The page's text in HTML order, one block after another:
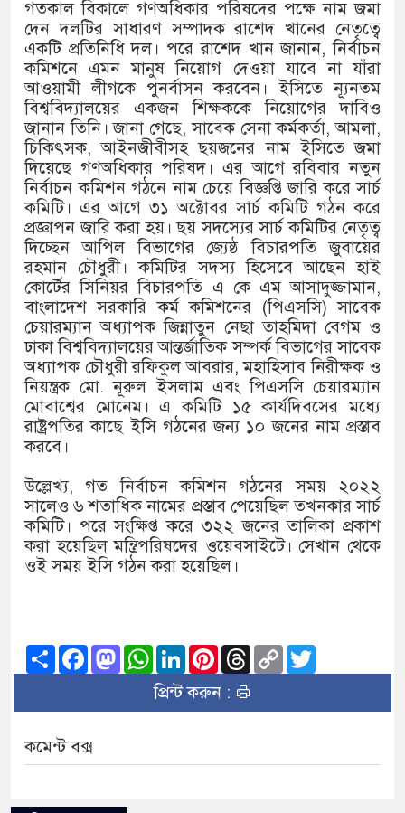
গতকাল বিকালে গণঅধিকার পরিষদের পক্ষে নাম জমা
দেন দলটির সাধারণ সম্পাদক রাশেদ খানের নেতৃত্বে
একটি প্রতিনিধি দল। পরে রাশেদ খান জানান, নির্বাচন
কমিশনে এমন মানুষ নিয়োগ দেওয়া যাবে না যাঁরা
আওয়ামী লীগকে পুনর্বাসন করবেন। ইসিতে ন্যূনতম
বিশ্ববিদ্যালয়ের একজন শিক্ষককে নিয়োগের দাবিও
জানান তিনি। জানা গেছে, সাবেক সেনা কর্মকর্তা, আমলা,
চিকিৎসক, আইনজীবীসহ ছয়জনের নাম ইসিতে জমা
দিয়েছে গণঅধিকার পরিষদ। এর আগে রবিবার নতুন
নির্বাচন কমিশন গঠনে নাম চেয়ে বিজ্ঞপ্তি জারি করে সার্চ
কমিটি। এর আগে ৩১ অক্টোবর সার্চ কমিটি গঠন করে
প্রজ্ঞাপন জারি করা হয়। ছয় সদস্যের সার্চ কমিটির নেতৃত্ব
দিচ্ছেন আপিল বিভাগের জ্যেষ্ঠ বিচারপতি জুবায়ের
রহমান চৌধুরী। কমিটির সদস্য হিসেবে আছেন হাই
কোর্টের সিনিয়র বিচারপতি এ কে এম আসাদুজ্জামান,
বাংলাদেশ সরকারি কর্ম কমিশনের (পিএসসি) সাবেক
চেয়ারম্যান অধ্যাপক জিন্নাতুন নেছা তাহমিদা বেগম ও
ঢাকা বিশ্ববিদ্যালয়ের আন্তর্জাতিক সম্পর্ক বিভাগের সাবেক
অধ্যাপক চৌধুরী রফিকুল আবরার, মহাহিসাব নিরীক্ষক ও
নিয়ন্ত্রক মো. নূরুল ইসলাম এবং পিএসসি চেয়ারম্যান
মোবাশ্বের মোনেম। এ কমিটি ১৫ কার্যদিবসের মধ্যে
রাষ্ট্রপতির কাছে ইসি গঠনের জন্য ১০ জনের নাম প্রস্তাব
করবে।
উল্লেখ্য, গত নির্বাচন কমিশন গঠনের সময় ২০২২
সালেও ৬ শতাধিক নামের প্রস্তাব পেয়েছিল তখনকার সার্চ
কমিটি। পরে সংক্ষিপ্ত করে ৩২২ জনের তালিকা প্রকাশ
করা হয়েছিল মন্ত্রিপরিষদের ওয়েবসাইটে। সেখান থেকে
ওই সময় ইসি গঠন করা হয়েছিল।
ShareFacebook
Mastodon
WhatsApp
LinkedInPinterest
Threads
Copy
Link
প্রিন্ট করুন :
কমেন্ট বক্স